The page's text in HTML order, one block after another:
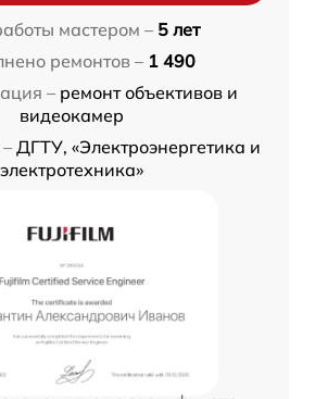
мастером – 5 лет
ремонтов – 1 490
– ремонт объективов и
видеокамер
ДГТУ, «Электроэнергетика и
электротехника»